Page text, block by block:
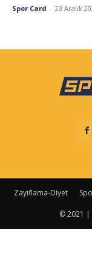
Spor Card - 23 Aralık
Zayıflama-Diyet
© 2021 |